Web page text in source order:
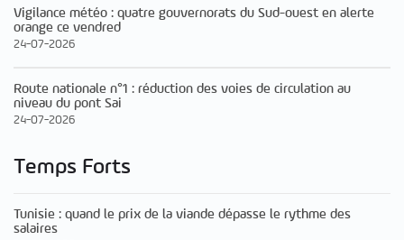
Vigilance météo : quatre gouvernorats du Sud-ouest en alerte
orange ce vendred
24-07-2026
Route nationale n°1 : réduction des voies de circulation au
niveau du pont Sai
24-07-2026
Temps Forts
Tunisie : quand le prix de la viande dépasse le rythme des
salaires